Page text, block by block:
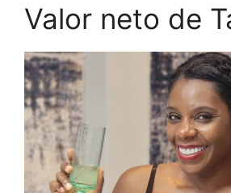
Valor neto de